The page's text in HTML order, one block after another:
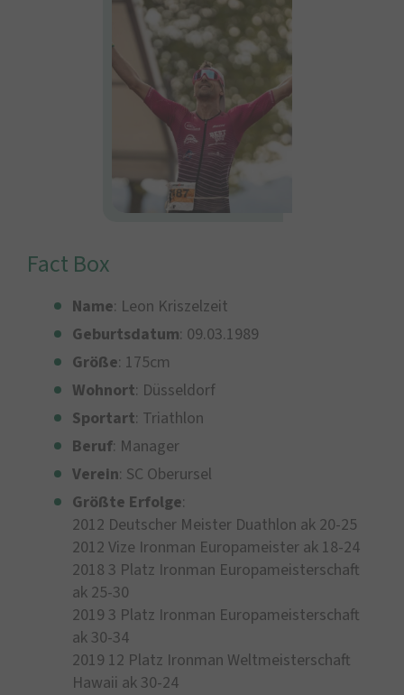
Fact Box
Name: Leon Kriszelzeit
Geburtsdatum: 09.03.1989
Größe: 175cm
Wohnort: Düsseldorf
Sportart: Triathlon
Beruf: Manager
Verein: SC Oberursel
Größte Erfolge:
2012 Deutscher Meister Duathlon ak 20-25
2012 Vize Ironman Europameister ak 18-24
2018 3 Platz Ironman Europameisterschaft
ak 25-30
2019 3 Platz Ironman Europameisterschaft
ak 30-34
2019 12 Platz Ironman Weltmeisterschaft
Hawaii ak 30-24